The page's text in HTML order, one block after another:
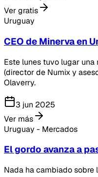
Ver gratis
Uruguay
CEO de Minerva en
Este lunes tuvo lugar
(director de Numix y
Olaverry.
3 jun 2025
Ver más
Uruguay - Mercados
El gordo avanza a
Nada ha cambiado sobre